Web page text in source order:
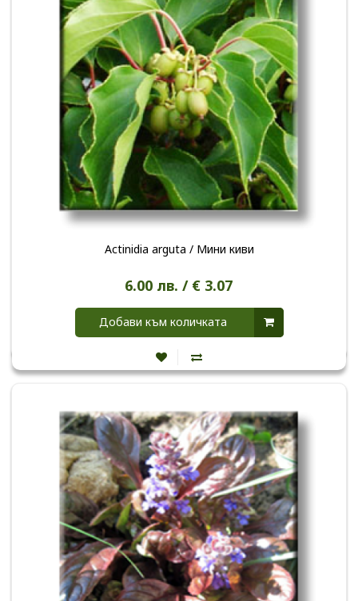
Actinidia arguta / Мини киви
6.00 лв. / € 3.07
Добави към количката